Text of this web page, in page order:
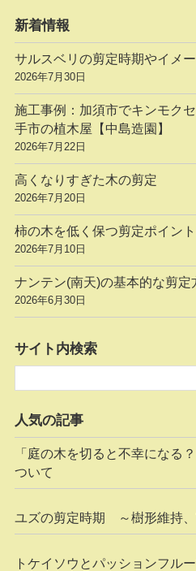
新着情報
サルスベリの剪定時期やイメ
2026年7月30日
施工事例：加須市でキンモク
手市の植木屋【中島造園】
2026年7月22日
高くなりすぎた木の剪定
2026年7月20日
柿の木を低く保つ剪定ポイント
2026年7月10日
ナンテン(南天)の基本的な剪定
2026年6月30日
サイト内検索
人気の記事
「庭の木を切ると不幸になる
ついて
ユズの剪定時期 ～樹形維持、
トケイソウとパッションフル